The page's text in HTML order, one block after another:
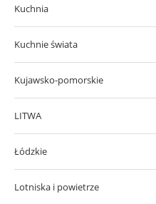
Kuchnia
Kuchnie świata
Kujawsko-pomorskie
LITWA
Łódzkie
Lotniska i powietrze